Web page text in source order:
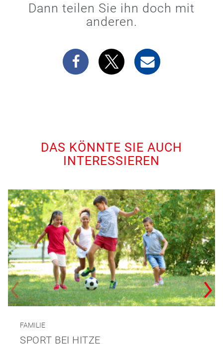
Dann teilen Sie ihn doch mit
anderen.
DAS KÖNNTE SIE AUCH
INTERESSIEREN
FAMILIE
SPORT BEI HITZE